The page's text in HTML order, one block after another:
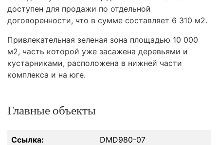
доступен для продажи по отдельной
договоренности, что в сумме составляет 6 310 м2.
Привлекательная зеленая зона площадью 10 000
м2, часть которой уже засажена деревьями и
кустарниками, расположена в нижней части
комплекса и на юге.
Главные объекты
Ссылка: DMD980-07